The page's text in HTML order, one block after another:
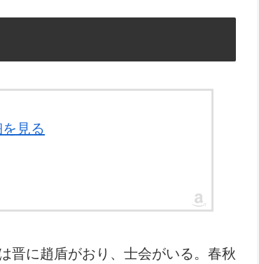
見る
晋に趙盾がおり、士会がいる。春秋